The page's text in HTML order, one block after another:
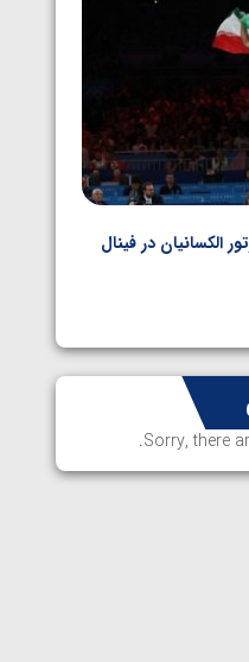
الکسانیان در فینال
Sorry, there